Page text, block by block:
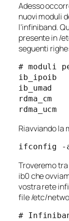
Adesso
nuovi moduli
l’infiniband.
presente in /
seguenti righe:
# moduli
ib_ipoib
ib_umad
rdma_cm
rdma_ucm
Riavviando la
ifconfig -
Troveremo
ib0 che
vostra rete
file /etc/
#